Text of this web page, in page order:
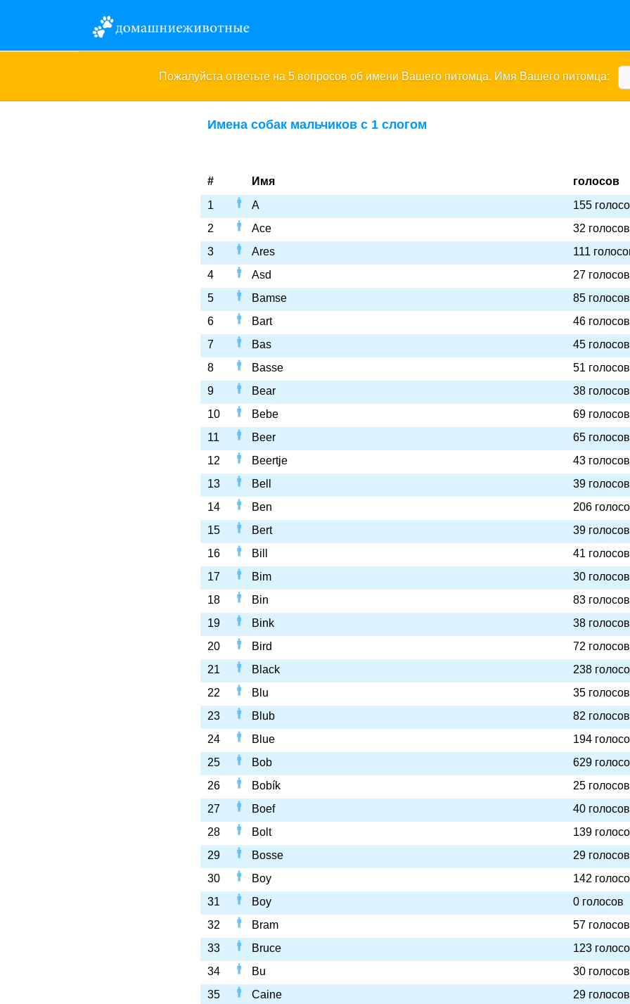
Пожалуйста ответьте на 5 вопросов об имени Вашего питомца. Имя Вашего питомца:
Имена собак мальчиков с 1 слогом
# Имя
голосов
1
A
155
2
Ace
32 голосов
3
Ares
111
4
Asd
27 голосов
5
Bamse
85 голосов
6
Bart
46 голосов
7
Bas
45 голосов
8
Basse
51 голосов
9
Bear
38 голосов
10
Bebe
69 голосов
11
Beer
65 голосов
12
Beertje
43 голосов
13
Bell
39 голосов
14
Ben
206
15
Bert
39 голосов
16
Bill
41 голосов
17
Bim
30 голосов
18
Bin
83 голосов
19
Bink
38 голосов
20
Bird
72 голосов
21
Black
238
22
Blu
35 голосов
23
Blub
82 голосов
24
Blue
194
25
Bob
629
26
Bobík
25 голосов
27
Boef
40 голосов
28
Bolt
139
29
Bosse
29 голосов
30
Boy
142
31
Boy
0 голосов
32
Bram
57 голосов
33
Bruce
123
34
Bu
30 голосов
35
Caine
29 голосов